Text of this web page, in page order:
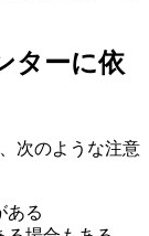
ターに依
次のような注意
ある